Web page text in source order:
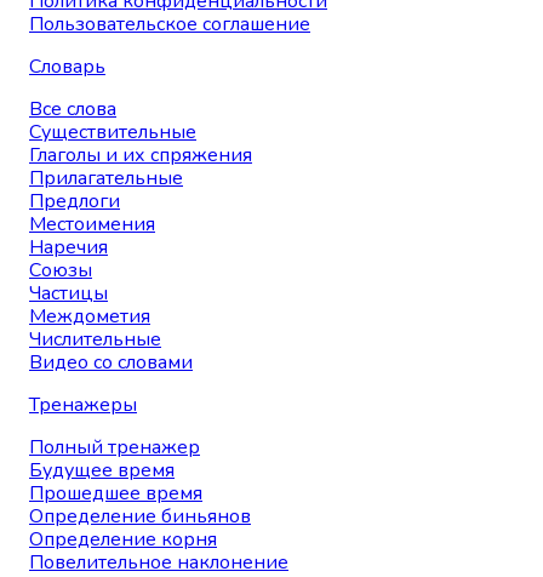
Пользовательское соглашение
Словарь
Все слова
Существительные
Глаголы и их спряжения
Прилагательные
Предлоги
Местоимения
Наречия
Союзы
Частицы
Междометия
Числительные
Видео со словами
Тренажеры
Полный тренажер
Будущее время
Прошедшее время
Определение биньянов
Определение корня
Повелительное наклонение